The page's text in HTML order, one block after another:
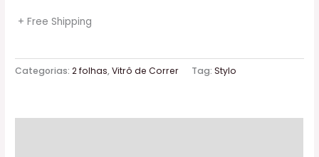
+ Free Shipping
Categorias:2 folhas,Vitrô de Correr Tag:Stylo